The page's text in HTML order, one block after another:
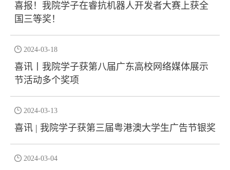
喜报！我院学子在睿抗机器人开发者大赛上获全
国三等奖！
 2024-03-18
喜讯丨我院学子获第八届广东高校网络媒体展示
节活动多个奖项
 2024-03-13
喜讯 | 我院学子获第三届粤港澳大学生广告节银奖
 2024-03-04